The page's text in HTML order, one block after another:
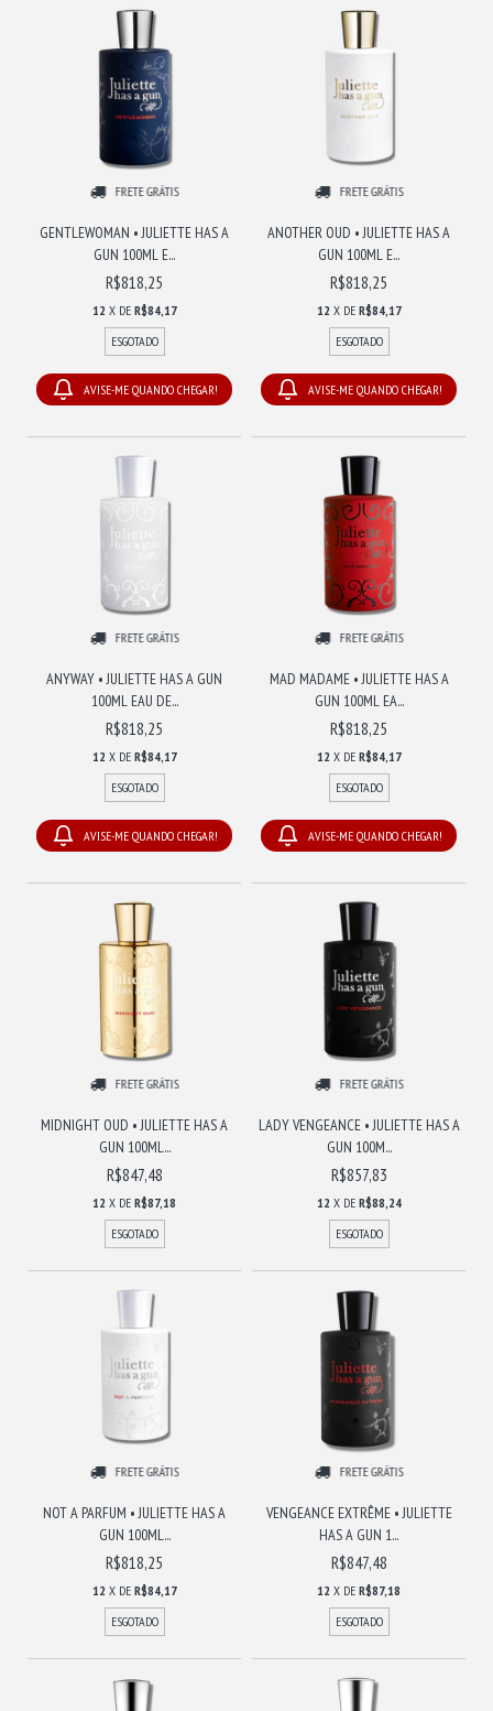
FRETE GRÁTIS
GENTLEWOMAN • JULIETTE HAS A
GUN 100ML E...
R$818,25
12 X DE R$84,17
ESGOTADO
AVISE-ME QUANDO CHEGAR!
FRETE GRÁTIS
ANOTHER OUD • JULIETTE HAS A
GUN 100ML E...
R$818,25
12 X DE R$84,17
ESGOTADO
AVISE-ME QUANDO CHEGAR!
FRETE GRÁTIS
ANYWAY • JULIETTE HAS A GUN
100ML EAU DE...
R$818,25
12 X DE R$84,17
ESGOTADO
AVISE-ME QUANDO CHEGAR!
FRETE GRÁTIS
MAD MADAME • JULIETTE HAS A
GUN 100ML EA...
R$818,25
12 X DE R$84,17
ESGOTADO
AVISE-ME QUANDO CHEGAR!
FRETE GRÁTIS
MIDNIGHT OUD • JULIETTE HAS A
GUN 100ML...
R$847,48
12 X DE R$87,18
ESGOTADO
FRETE GRÁTIS
LADY VENGEANCE • JULIETTE HAS A
GUN 100M...
R$857,83
12 X DE R$88,24
ESGOTADO
FRETE GRÁTIS
NOT A PARFUM • JULIETTE HAS A
GUN 100ML...
R$818,25
12 X DE R$84,17
ESGOTADO
FRETE GRÁTIS
VENGEANCE EXTRÊME • JULIETTE
HAS A GUN 1...
R$847,48
12 X DE R$87,18
ESGOTADO